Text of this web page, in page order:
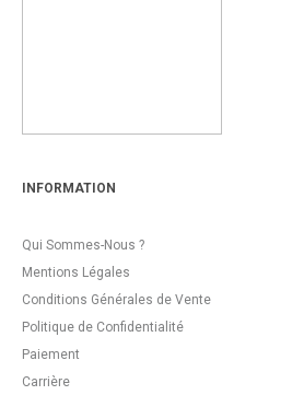
INFORMATION
Qui Sommes-Nous ?
Mentions Légales
Conditions Générales de Vente
Politique de Confidentialité
Paiement
Carrière